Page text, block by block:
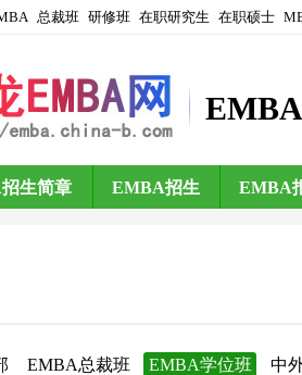
总裁班 研修班 在职研究生 在职硕士
生简章 EMBA招生 EMBA
EMBA总裁班 EMBA学位班 中